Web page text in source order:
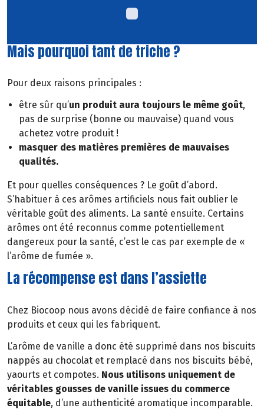
Mais pourquoi tant de triche ?
Pour deux raisons principales :
être sûr qu’un produit aura toujours le même goût,
pas de surprise (bonne ou mauvaise) quand vous
achetez votre produit !
masquer des matières premières de mauvaises
qualités.
Et pour quelles conséquences ? Le goût d’abord.
S’habituer à ces arômes artificiels nous fait oublier le
véritable goût des aliments. La santé ensuite. Certains
arômes ont été reconnus comme potentiellement
dangereux pour la santé, c’est le cas par exemple de «
l’arôme de fumée ».
La récompense est dans l’assiette
Chez Biocoop nous avons décidé de faire confiance à nos
produits et ceux qui les fabriquent.
L’arôme de vanille a donc été supprimé dans nos biscuits
nappés au chocolat et remplacé dans nos biscuits bébé,
yaourts et compotes. Nous utilisons uniquement de
véritables gousses de vanille issues du commerce
équitable, d’une authenticité aromatique incomparable.